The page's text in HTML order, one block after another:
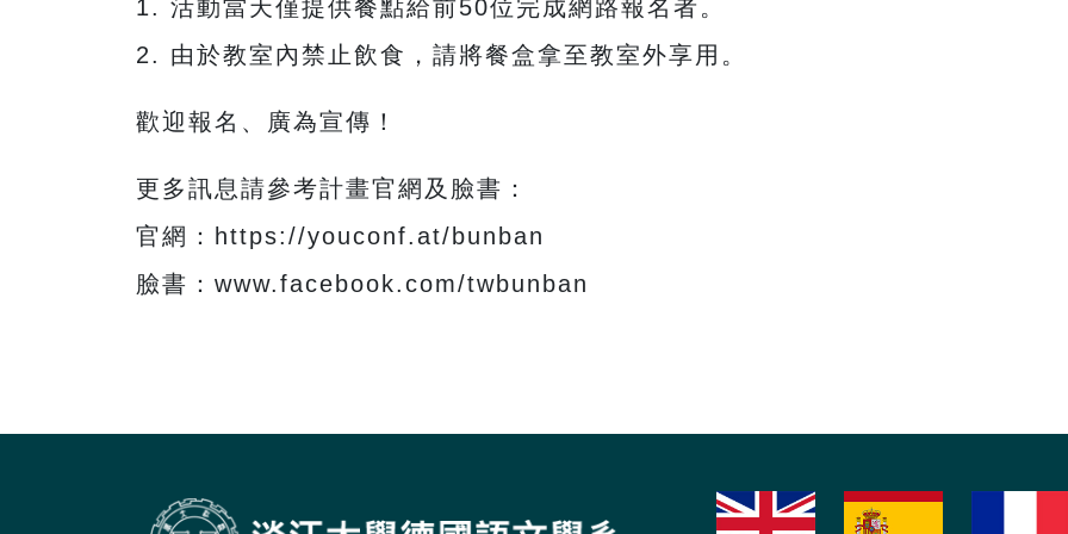
1. 活動當天僅提供餐點給前50位完成網路報名者。
2. 由於教室內禁止飲食，請將餐盒拿至教室外享用。
歡迎報名、廣為宣傳！
更多訊息請參考計畫官網及臉書：
官網：https://youconf.at/bunban
臉書：www.facebook.com/twbunban